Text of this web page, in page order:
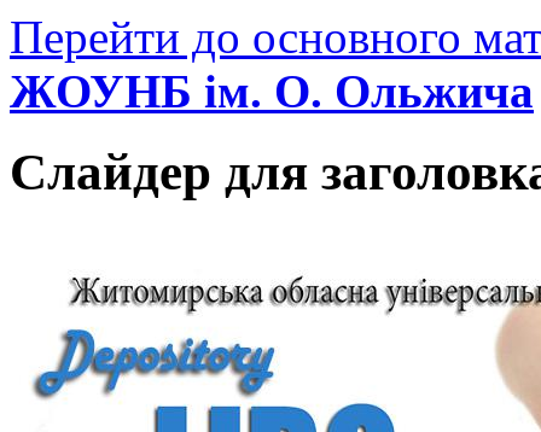
Перейти до основного
ЖОУНБ ім. О. Ольжича
Слайдер для